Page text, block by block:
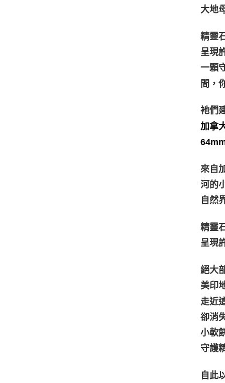
大地
精靈
呈現
一顆
間，
衪們
加拿
來自
河的
自然
精靈
呈現
絕大
美印
走近
卻消
小軟
守護
自此